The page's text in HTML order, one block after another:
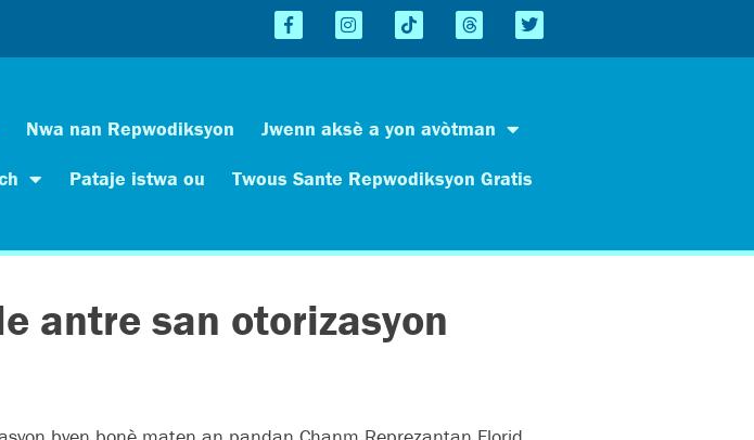
Nwa nan Repwodiksyon
Jwenn aksè a yon avòtman
Pataje istwa ou Twous Sante Repwodiksyon Gratis
antre san otorizasyon